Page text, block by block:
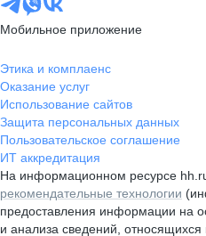
Мобильное приложение
Этика и комплаенс
Оказание услуг
Использование сайтов
Защита персональных данных
Пользовательское соглашение
ИТ аккредитация
На информационном ресурсе
рекомендательные технологии
предоставления информации на
и анализа сведений,